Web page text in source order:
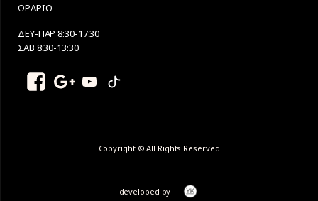
ΩΡΑΡΙΟ
ΔΕΥ-ΠΑΡ 8:30-17:30
ΣΑΒ 8:30-13:30
Copyright © All Rights Reserved
developed by